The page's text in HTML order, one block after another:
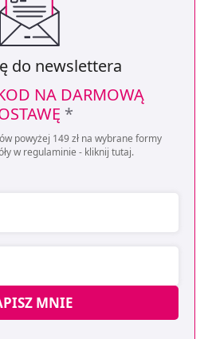
do newslettera
NA DARMOWĄ
*
powyżej 149 zł na wybrane formy
w regulaminie - kliknij tutaj.
MNIE